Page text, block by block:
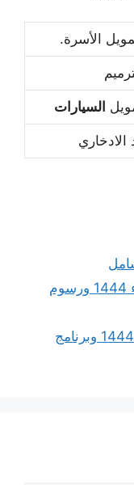
الأسرة.
السيارات
الادخاري
كيف اشتري اسهم في بنك الانماء 1444 ورسوم
رسوم اصدار بطاقة انماء جديدة 1444 وبرنامج